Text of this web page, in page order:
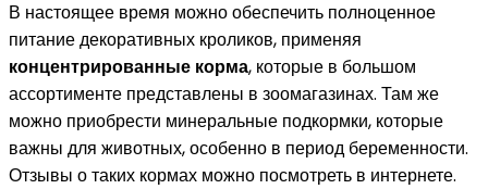
В настоящее время можно обеспечить полноценное
питание декоративных кроликов, применяя
концентрированные корма, которые в большом
ассортименте представлены в зоомагазинах. Там же
можно приобрести минеральные подкормки, которые
важны для животных, особенно в период беременности.
Отзывы о таких кормах можно посмотреть в интернете.